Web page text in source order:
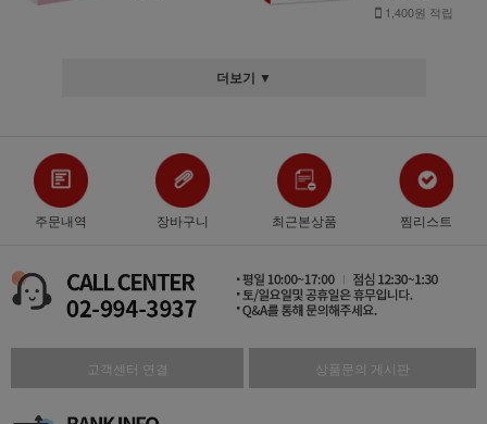
1,400원 적립
더보기 ▼
주문내역 장바구니 최근본상품 찜리스트
고객센터 연결 상품문의 게시판